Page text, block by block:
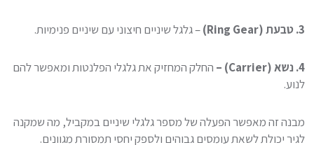
3. טבעת (Ring Gear) – גלגל שיניים חיצוני עם שיניים פנימיות.
4. נשא (Carrier) –
החלק המחזיק את גלגלי הפלנטות ומאפשר להם
לנוע.
מבנה זה מאפשר הפעלה של מספר גלגלי שיניים במקביל, מה שמקנה
לגיר יכולת לשאת עומסים גבוהים ולספק יחסי תמסורת מגוונים.